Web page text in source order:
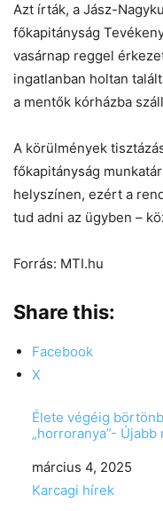
Azt írták, a Jász-
főkapitányság
vasárnap reggel
ingatlanban holtan
a mentők kórházba
A körülmények
főkapitányság
helyszínen, ezért a
tud adni az ügyben –
Forrás: MTI.hu
Share this:
Facebook
X
Élete végéig
„horroranya”- Újabb
Date
március 4, 2025
In relation to
Karcagi hírek